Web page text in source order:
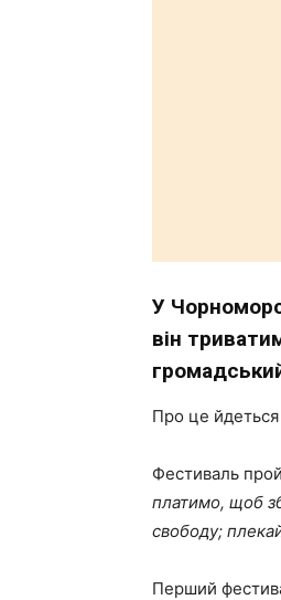
У
він
Про це йдеться
Фестиваль
платимо, щоб
свободу;
Перший